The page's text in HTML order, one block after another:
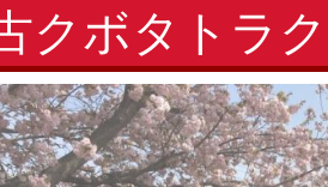
クボタトラ